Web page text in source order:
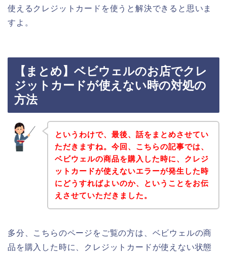
使えるクレジットカードを使うと解決できると思いま
すよ。
【まとめ】ベビウェルのお店でクレ
ジットカードが使えない時の対処の
方法
というわけで、最後、話をまとめさせてい
ただきますね。今回、こちらの記事では、
ベビウェルの商品を購入した時に、クレジ
ットカードが使えないエラーが発生した時
にどうすればよいのか、ということをお伝
えさせていただきました。
多分、こちらのページをご覧の方は、ベビウェルの商
品を購入した時に、クレジットカードが使えない状態